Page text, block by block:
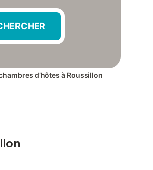
d’hôtes à Roussillon